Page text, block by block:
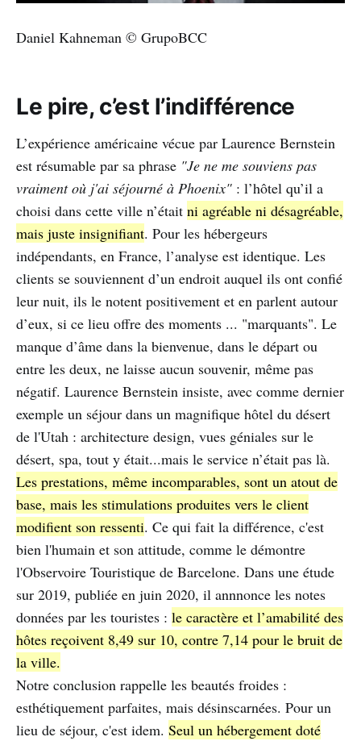
Daniel Kahneman © GrupoBCC
Le pire, c’est l’indifférence
L’expérience américaine vécue par Laurence Bernstein
est résumable par sa phrase "Je ne me souviens pas
vraiment où j'ai séjourné à Phoenix" : l’hôtel qu’il a
choisi dans cette ville n’était ni agréable ni désagréable,
mais juste insignifiant. Pour les hébergeurs
indépendants, en France, l’analyse est identique. Les
clients se souviennent d’un endroit auquel ils ont confié
leur nuit, ils le notent positivement et en parlent autour
d’eux, si ce lieu offre des moments ... "marquants". Le
manque d’âme dans la bienvenue, dans le départ ou
entre les deux, ne laisse aucun souvenir, même pas
négatif. Laurence Bernstein insiste, avec comme dernier
exemple un séjour dans un magnifique hôtel du désert
de l'Utah : architecture design, vues géniales sur le
désert, spa, tout y était...mais le service n’était pas là.
Les prestations, même incomparables, sont un atout de
base, mais les stimulations produites vers le client
modifient son ressenti. Ce qui fait la différence, c'est
bien l'humain et son attitude, comme le démontre
l'Observoire Touristique de Barcelone. Dans une étude
sur 2019, publiée en juin 2020, il annnonce les notes
données par les touristes : le caractère et l’amabilité des
hôtes reçoivent 8,49 sur 10, contre 7,14 pour le bruit de
la ville.
Notre conclusion rappelle les beautés froides :
esthétiquement parfaites, mais désinscarnées. Pour un
lieu de séjour, c'est idem. Seul un hébergement doté